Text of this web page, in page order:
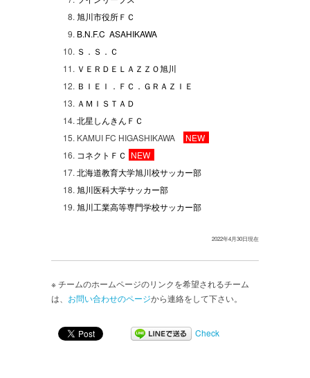
旭川市役所ＦＣ
B.N.F.C ASAHIKAWA
Ｓ．Ｓ．Ｃ
ＶＥＲＤＥＬＡＺＺＯ旭川
ＢＩＥＩ．ＦＣ．ＧＲＡＺＩＥ
ＡＭＩＳＴＡＤ
北星しんきんＦＣ
KAMUI FC HIGASHIKAWA
NEW
コネクトＦＣ NEW
北海道教育大学旭川校サッカー部
旭川医科大学サッカー部
旭川工業高等専門学校サッカー部
2022年4月30日現在
※ チームのホームページのリンクを希望されるチーム
は、 お問い合わせのページから連絡をして下さい。
Check